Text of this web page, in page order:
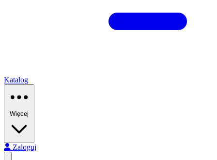
Katalog
Więcej
Zaloguj